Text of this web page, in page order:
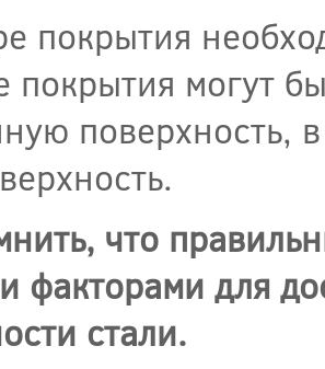
покрытия
покрытия могут
поверхность,
что
факторами для
стали.